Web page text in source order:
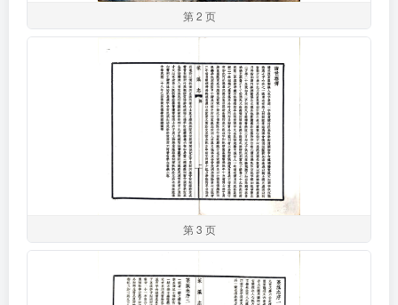
第 2 页
第 3 页